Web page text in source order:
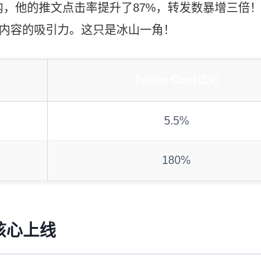
他的推文点击率提升了87%，转发数暴增三倍
容的吸引力。这只是冰山一角！
5.5%
180%
心上线